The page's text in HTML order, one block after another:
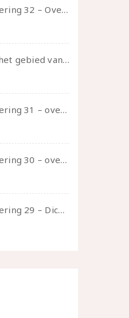
Ongehoord – Aflevering 32 – Over autisme en seksualiteit – in gesprek met Roos Reijbroek
Ondersteuning op het gebied van consent en seksualiteit
Ongehoord – Aflevering 31 – over seks, professioneel en persoonlijk, een gesprek met Marije
Ongehoord – Aflevering 30 – over vertragen, consent en negatieve gevoelens met Meg-John Barker
Ongehoord – Aflevering 29 – Dicht op de Huid: Anita